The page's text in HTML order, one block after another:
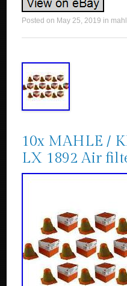
Posted on May 25, 2019 in
10x MAHLE /
LX 1892 Air